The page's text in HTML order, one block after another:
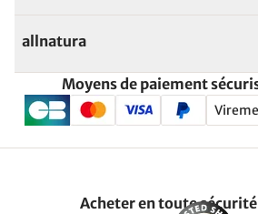
allnatura
Moyens de paiement
Acheter en toute sécurité